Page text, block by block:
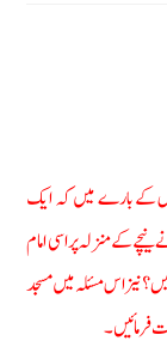
کے بارے میں کہ ایک
کے منزلہ پر اسی امام
نیز اس مسئلہ میں مسجد
فرمائیں۔